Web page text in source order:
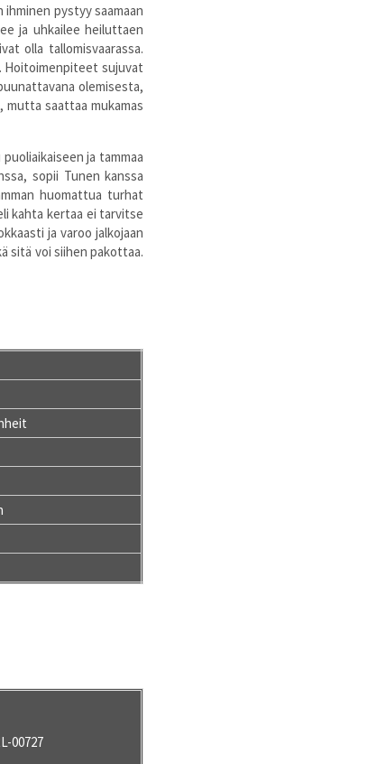
pystyy saamaan
ja uhkailee heiluttaen
olla tallomisvaarassa.
Hoitoimenpiteet sujuvat
olemisesta,
mutta saattaa mukamas
ja tammaa
sopii Tunen kanssa
huomattua turhat
kahta kertaa ei tarvitse
ja varoo jalkojaan
sitä voi siihen pakottaa.
00727